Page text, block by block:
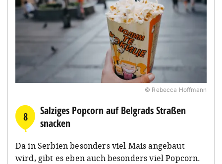
© Rebecca Hoffmann
8
Salziges Popcorn auf Belgrads Straßen
snacken
Da in Serbien besonders viel Mais angebaut
wird, gibt es eben auch besonders viel Popcorn.